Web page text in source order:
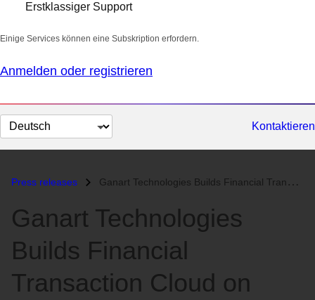
Erstklassiger Support
Einige Services können eine Subskription erfordern.
Anmelden oder registrieren
Sprache
auswählen
Kontaktieren
Press releases Ganart Technologies Builds Financial Transaction Cloud on Red Hat Ente...
Ganart Technologies
Builds Financial
Transaction Cloud on